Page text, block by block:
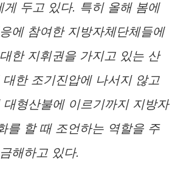
게 두고 있다. 특히 올해 봄에
에 참여한 지방자체단체들에
한 지휘권을 가지고 있는 산
한 조기진압에 나서지 않고
대형산불에 이르기까지 지방자
를 할 때 조언하는 역할을 주
해하고 있다.